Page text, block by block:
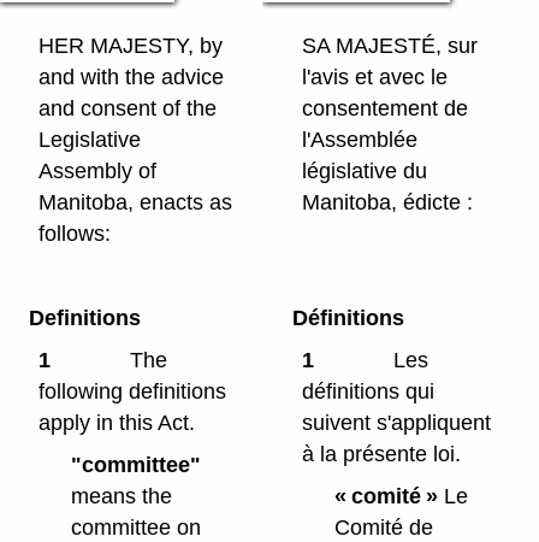
HER MAJESTY, by
and with the advice
and consent of the
Legislative
Assembly of
Manitoba, enacts as
follows:
SA MAJESTÉ, sur
l'avis et avec le
consentement de
l'Assemblée
législative du
Manitoba, édicte :
Definitions
1
The
following definitions
apply in this Act.
"committee"
means the
committee on
Définitions
1
Les
définitions qui
suivent s'appliquent
à la présente loi.
« comité »Le
Comité de